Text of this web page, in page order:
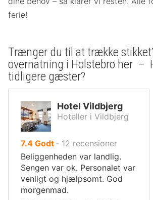
ferie!
Trænger du til at trække
overnatning i Holstebro her –
tidligere gæster?
Hotel Vildbjerg
Hoteller i Vildbjerg
7.4ud
af
10,
Godt ‐ 12 recensioner
Beliggenheden var landlig.
Sengen var ok. Personalet var
venligt og hjælpsomt. God
morgenmad.